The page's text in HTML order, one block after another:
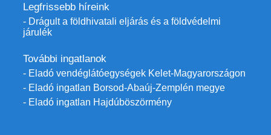
Legfrissebb híreink
- Drágult a földhivatali eljárás és a földvédelmi
járulék
További ingatlanok
- Eladó vendéglátóegységek Kelet-Magyarországon
- Eladó ingatlan Borsod-Abaúj-Zemplén megye
- Eladó ingatlan Hajdúböszörmény